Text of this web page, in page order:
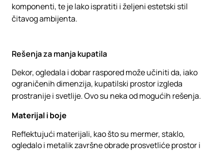
komponenti, te je lako ispratiti i željeni estetski stil
čitavog ambijenta.
Rešenja za manja kupatila
Dekor, ogledala i dobar raspored može učiniti da, iako
ograničenih dimenzija, kupatilski prostor izgleda
prostranije i svetlije. Ovo su neka od mogućih rešenja.
Materijal i boje
Reflektujući materijali, kao što su mermer, staklo,
ogledalo i metalik završne obrade prosvetliće prostor i